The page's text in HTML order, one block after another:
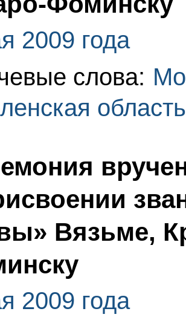
2009 года
слова:
область
Вязьме,
2009 года